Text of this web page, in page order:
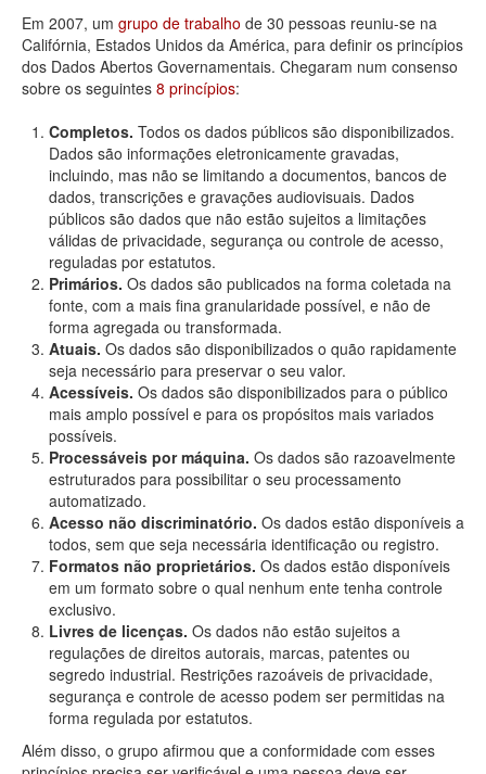
Em 2007, um grupo de trabalho de 30 pessoas reuniu-se na
Califórnia, Estados Unidos da América, para definir os princípios
dos Dados Abertos Governamentais. Chegaram num consenso
sobre os seguintes 8 princípios:
Completos. Todos os dados públicos são disponibilizados.
Dados são informações eletronicamente gravadas,
incluindo, mas não se limitando a documentos, bancos de
dados, transcrições e gravações audiovisuais. Dados
públicos são dados que não estão sujeitos a limitações
válidas de privacidade, segurança ou controle de acesso,
reguladas por estatutos.
Primários. Os dados são publicados na forma coletada na
fonte, com a mais fina granularidade possível, e não de
forma agregada ou transformada.
Atuais. Os dados são disponibilizados o quão rapidamente
seja necessário para preservar o seu valor.
Acessíveis. Os dados são disponibilizados para o público
mais amplo possível e para os propósitos mais variados
possíveis.
Processáveis por máquina. Os dados são razoavelmente
estruturados para possibilitar o seu processamento
automatizado.
Acesso não discriminatório. Os dados estão disponíveis a
todos, sem que seja necessária identificação ou registro.
Formatos não proprietários. Os dados estão disponíveis
em um formato sobre o qual nenhum ente tenha controle
exclusivo.
Livres de licenças. Os dados não estão sujeitos a
regulações de direitos autorais, marcas, patentes ou
segredo industrial. Restrições razoáveis de privacidade,
segurança e controle de acesso podem ser permitidas na
forma regulada por estatutos.
Além disso, o grupo afirmou que a conformidade com esses